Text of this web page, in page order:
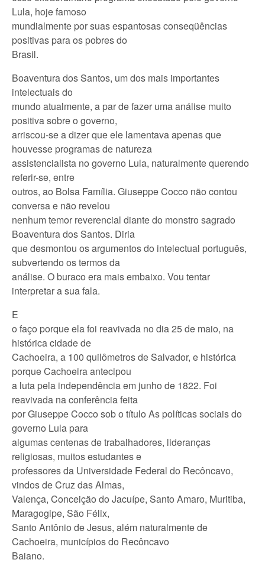
Lula, hoje famoso
mundialmente por suas espantosas conseqüências
positivas para os pobres do
Brasil.
Boaventura dos Santos, um dos mais importantes
intelectuais do
mundo atualmente, a par de fazer uma análise muito
positiva sobre o governo,
arriscou-se a dizer que ele lamentava apenas que
houvesse programas de natureza
assistencialista no governo Lula, naturalmente querendo
referir-se, entre
outros, ao Bolsa Família. Giuseppe Cocco não contou
conversa e não revelou
nenhum temor reverencial diante do monstro sagrado
Boaventura dos Santos. Diria
que desmontou os argumentos do intelectual português,
subvertendo os termos da
análise. O buraco era mais embaixo. Vou tentar
interpretar a sua fala.
E
o faço porque ela foi reavivada no dia 25 de maio, na
histórica cidade de
Cachoeira, a 100 quilômetros de Salvador, e histórica
porque Cachoeira antecipou
a luta pela independência em junho de 1822. Foi
reavivada na conferência feita
por Giuseppe Cocco sob o título As políticas sociais do
governo Lula para
algumas centenas de trabalhadores, lideranças
religiosas, muitos estudantes e
professores da Universidade Federal do Recôncavo,
vindos de Cruz das Almas,
Valença, Conceição do Jacuípe, Santo Amaro, Muritiba,
Maragogipe, São Félix,
Santo Antônio de Jesus, além naturalmente de
Cachoeira, municípios do Recôncavo
Baiano.